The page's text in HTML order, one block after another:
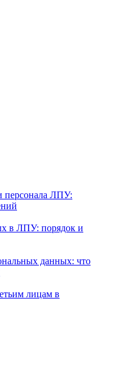
персонала ЛПУ:
в ЛПУ: порядок и
данных: что
лицам в